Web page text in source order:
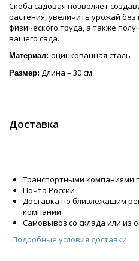
Скоба садовая позволяет
растения, увеличить урожай
физического труда, а также
вашего сада.
Материал: оцинкованная сталь
Размер: Длина – 30 см
Доставка
Транспортными компаниями
Почта России
Доставка по близлежащим
компании
Самовывоз со склада или из
Подробные условия доставки